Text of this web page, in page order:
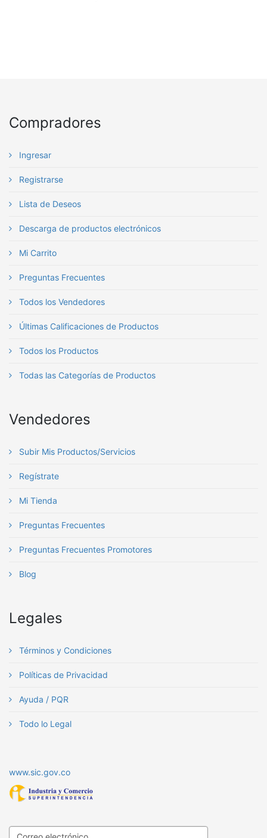
Compradores
Ingresar
Registrarse
Lista de Deseos
Descarga de productos electrónicos
Mi Carrito
Preguntas Frecuentes
Todos los Vendedores
Últimas Calificaciones de Productos
Todos los Productos
Todas las Categorías de Productos
Vendedores
Subir Mis Productos/Servicios
Regístrate
Mi Tienda
Preguntas Frecuentes
Preguntas Frecuentes Promotores
Blog
Legales
Términos y Condiciones
Políticas de Privacidad
Ayuda / PQR
Todo lo Legal
www.sic.gov.co